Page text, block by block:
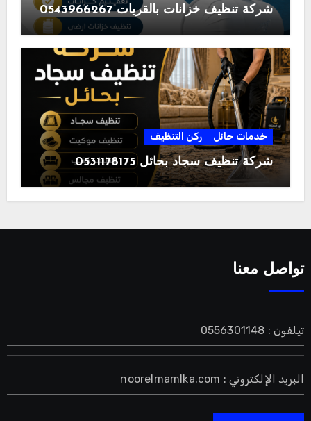
شركة تنظيف خزانات بالقريات 0543966267
خدمات حائل ركن التنظيف
شركة تنظيف سجاد بحائل 0531178175
تواصل معنا
تيلفون : 0556301148
البريد الإلكتروني : noorelmamlka.com